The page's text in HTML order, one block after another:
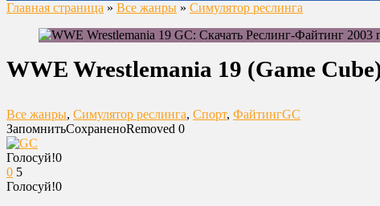
Главная страница » Все жанры » Симулятор реслинга
WWE Wrestlemania 19 (Game
Все жанры, Симулятор реслинга, Спорт, ФайтингGC
ЗапомнитьСохраненоRemoved 0
Голосуй!0
0 5
Голосуй!0